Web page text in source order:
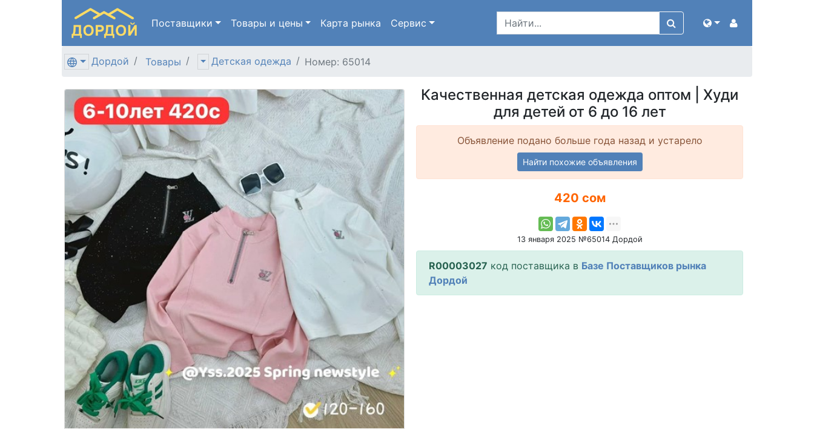
Поставщики Товары и цены Карта рынка Сервис
Дордой Товары Детская одежда Номер: 65014
Качественная детская одежда оптом | Худи
для детей от 6 до 16 лет
Объявление подано больше года назад и устарело
Найти похожие объявления
420 сом
13 января 2025 №65014 Дордой
R00003027 код поставщика в Базе Поставщиков рынка
Дордой